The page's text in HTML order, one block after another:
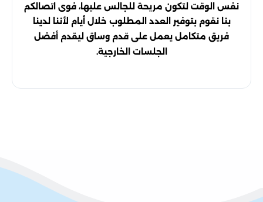
نفس الوقت لتكون مريحة للجالس عليها، فوى اتصالكم
بنا نقوم بتوفير العدد المطلوب خلال أيام لأننا لدينا
فريق متكامل يعمل على قدم وساق ليقدم أفضل
الجلسات الخارجية.